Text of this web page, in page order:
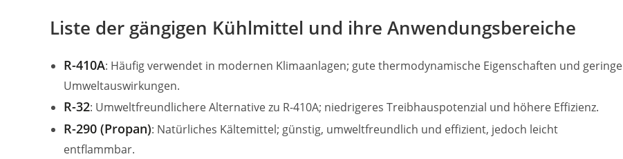
Liste der gängigen Kühlmittel und ihre Anwendungsbereiche
R-410A: Häufig verwendet in modernen Klimaanlagen; gute thermodynamische Eigenschaften und geringe
Umweltauswirkungen.
R-32: Umweltfreundlichere Alternative zu R-410A; niedrigeres Treibhauspotenzial und höhere Effizienz.
R-290 (Propan): Natürliches Kältemittel; günstig, umweltfreundlich und effizient, jedoch leicht
entflammbar.